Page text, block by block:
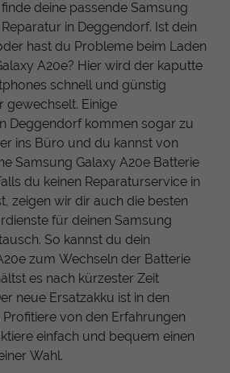
deine passende Samsung
in Deggendorf. Ist dein
hast du Probleme beim Laden
A20e? Hier wird der kaputte
schnell und günstig
gewechselt. Einige
Deggendorf kommen sogar zu
ins Büro und du kannst von
Samsung Galaxy A20e Batterie
du keinen Reparaturservice in
zeigen wir dir auch die besten
für deinen Samsung
So kannst du dein
zum Wechseln der Batterie
es nach kürzester Zeit
neue Ersatzakku ist in den
Profitiere von den Erfahrungen
einfach und bequem einen
Wahl.